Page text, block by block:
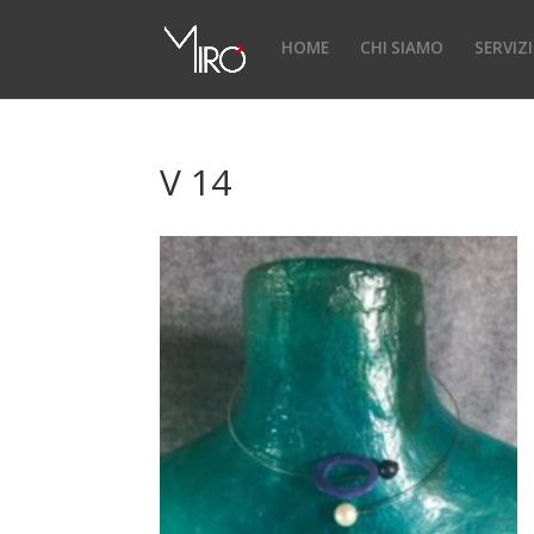
HOME CHI SIAMO SERVIZI
V 14